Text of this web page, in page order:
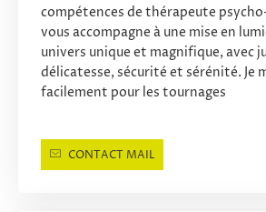
compétences de thérapeute
vous accompagne à une mise en
univers unique et magnifique, avec
délicatesse, sécurité et sérénité. Je
facilement pour les tournages
CONTACT MAIL